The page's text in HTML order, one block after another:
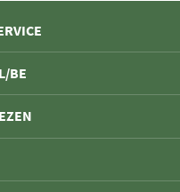
BE